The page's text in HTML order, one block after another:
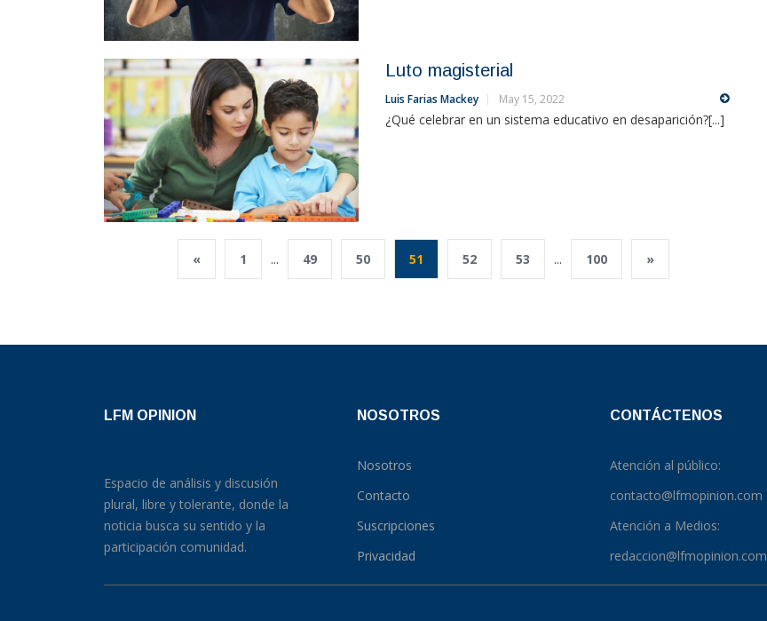
Luto magisterial
Luis Farias Mackey May 15, 2022
¿Qué celebrar en un sistema educativo en desaparición?[...]
« 1 ... 49 50 51 52 53 ... 100 »
LFM OPINION
Espacio de análisis y discusión
plural, libre y tolerante, donde la
noticia busca su sentido y la
participación comunidad.
NOSOTROS
Nosotros
Contacto
Suscripciones
Privacidad
CONTÁCTENOS
Atención al público:
contacto@lfmopinion.com
Atención a Medios:
redaccion@lfmopinion.com